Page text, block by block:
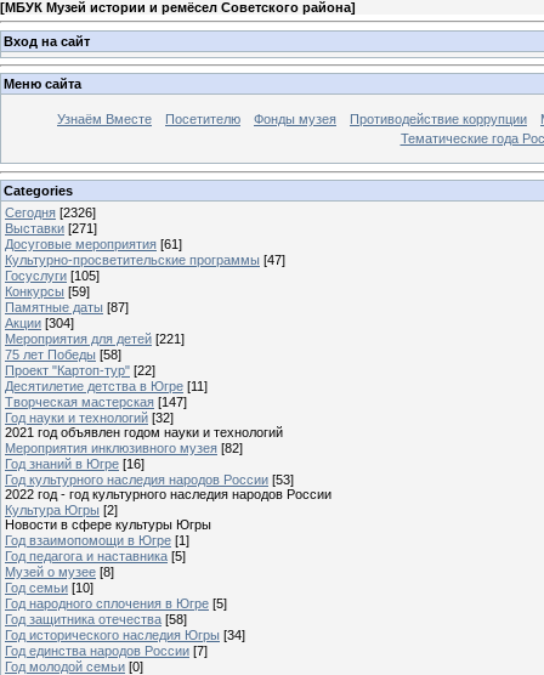
[МБУК Музей истории и ремёсел Советского района]
Вход на сайт
Меню сайта
Узнаём Вместе Посетителю Фонды музея Противодействие коррупции
Тематические года
Categories
Сегодня [2326]
Выставки [271]
Досуговые мероприятия [61]
Культурно-просветительские программы [47]
Госуслуги [105]
Конкурсы [59]
Памятные даты [87]
Акции [304]
Мероприятия для детей [221]
75 лет Победы [58]
Проект "Картоп-тур" [22]
Десятилетие детства в Югре [11]
Творческая мастерская [147]
Год науки и технологий [32]
2021 год объявлен годом науки и технологий
Мероприятия инклюзивного музея [82]
Год знаний в Югре [16]
Год культурного наследия народов России [53]
2022 год - год культурного наследия народов России
Культура Югры [2]
Новости в сфере культуры Югры
Год взаимопомощи в Югре [1]
Год педагога и наставника [5]
Музей о музее [8]
Год семьи [10]
Год народного сплочения в Югре [5]
Год защитника отечества [58]
Год исторического наследия Югры [34]
Год единства народов России [7]
Год молодой семьи [0]